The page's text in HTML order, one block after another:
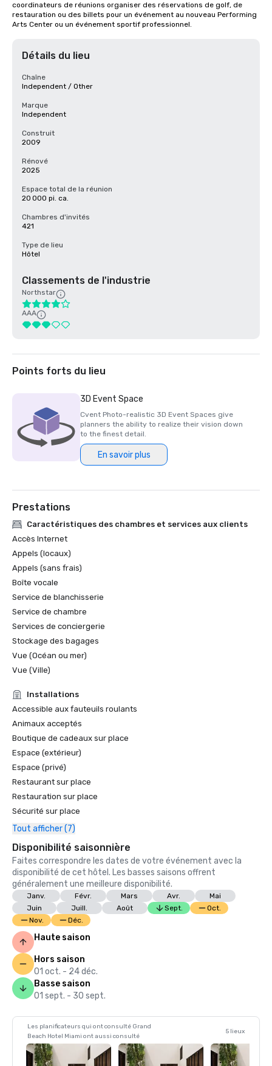
coordinateurs de réunions organiser des réservations de golf, de
restauration ou des billets pour un événement au nouveau Performing
Arts Center ou un événement sportif professionnel.
Détails du lieu
Chaîne
Independent / Other
Marque
Independent
Construit
2009
Rénové
2025
Espace total de la réunion
20 000 pi. ca.
Chambres d'invités
421
Type de lieu
Hôtel
Classements de l'industrie
Northstar
AAA
Points forts du lieu
3D Event Space
Cvent Photo-realistic 3D Event Spaces give
planners the ability to realize their vision down
to the finest detail.
En savoir plus
Prestations
Caractéristiques des chambres et services aux clients
Accès Internet
Appels (locaux)
Appels (sans frais)
Boîte vocale
Service de blanchisserie
Service de chambre
Services de conciergerie
Stockage des bagages
Vue (Océan ou mer)
Vue (Ville)
Installations
Accessible aux fauteuils roulants
Animaux acceptés
Boutique de cadeaux sur place
Espace (extérieur)
Espace (privé)
Restaurant sur place
Restauration sur place
Sécurité sur place
Tout afficher (7)
Disponibilité saisonnière
Faites correspondre les dates de votre événement avec la
disponibilité de cet hôtel. Les basses saisons offrent
généralement une meilleure disponibilité.
Janv. Févr. Mars Avr.
Mai
Juin
Juill. Août Sept.
Oct.
Nov.
Déc.
Haute saison
Hors saison
01 oct. - 24 déc.
Basse saison
01 sept. - 30 sept.
Les planificateurs qui ont consulté Grand
Beach Hotel Miami ont aussi consulté
5 lieux